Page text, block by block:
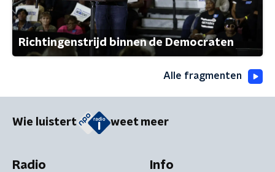
Richtingenstrijd binnen de Democraten
Alle fragmenten
Wie luistert weet meer
Radio Info